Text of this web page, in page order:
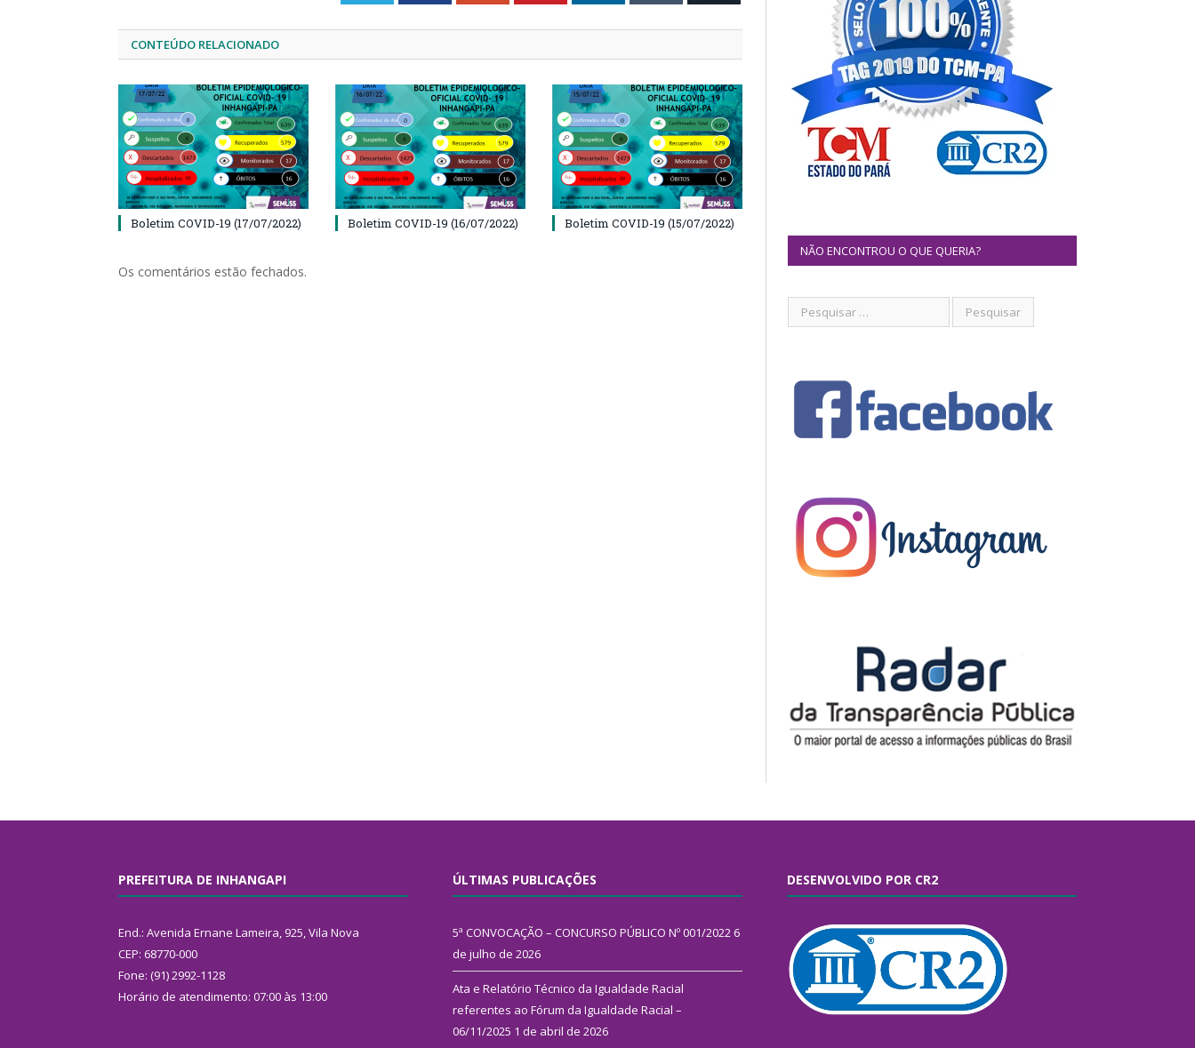
CONTEÚDO RELACIONADO
Boletim COVID-19 (17/07/2022) Boletim COVID-19 (16/07/2022) Boletim COVID-19 (15/07/2022)
Os comentários estão fechados.
NÃO ENCONTROU O QUE QUERIA?
PREFEITURA DE INHANGAPI
End.: Avenida Ernane Lameira, 925, Vila Nova
CEP: 68770-000
Fone: (91) 2992-1128
Horário de atendimento: 07:00 às 13:00
ÚLTIMAS PUBLICAÇÕES
5ª CONVOCAÇÃO – CONCURSO PÚBLICO Nº 001/2022 6
de julho de 2026
Ata e Relatório Técnico da Igualdade Racial
referentes ao Fórum da Igualdade Racial –
06/11/2025 1 de abril de 2026
DESENVOLVIDO POR CR2